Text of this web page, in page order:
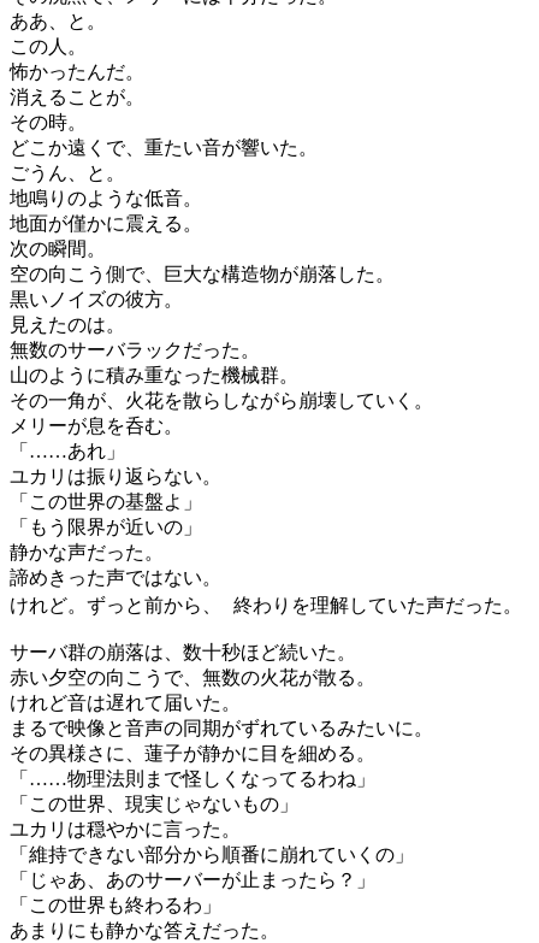
ああ、と。
この人。
怖かったんだ。
消えることが。
その時。
どこか遠くで、重たい音が響いた。
ごうん、と。
地鳴りのような低音。
地面が僅かに震える。
次の瞬間。
空の向こう側で、巨大な構造物が崩落した。
黒いノイズの彼方。
見えたのは。
無数のサーバラックだった。
山のように積み重なった機械群。
その一角が、火花を散らしながら崩壊していく。
メリーが息を呑む。
「……あれ」
ユカリは振り返らない。
「この世界の基盤よ」
「もう限界が近いの」
静かな声だった。
諦めきった声ではない。
けれど。ずっと前から、 終わりを理解していた声だった。
サーバ群の崩落は、数十秒ほど続いた。
赤い夕空の向こうで、無数の火花が散る。
けれど音は遅れて届いた。
まるで映像と音声の同期がずれているみたいに。
その異様さに、蓮子が静かに目を細める。
「……物理法則まで怪しくなってるわね」
「この世界、現実じゃないもの」
ユカリは穏やかに言った。
「維持できない部分から順番に崩れていくの」
「じゃあ、あのサーバーが止まったら？」
「この世界も終わるわ」
あまりにも静かな答えだった。